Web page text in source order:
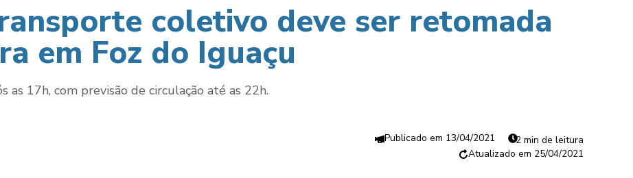
coletivo deve ser retomada
em Foz do Iguaçu
17h, com previsão de circulação até as 22h.
13/04/2021
2 min de leitura
25/04/2021